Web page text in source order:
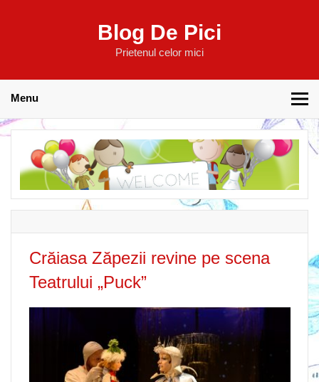
Blog De Pici
Prietenul celor mici
Menu
Crăiasa Zăpezii revine pe scena
Teatrului „Puck”